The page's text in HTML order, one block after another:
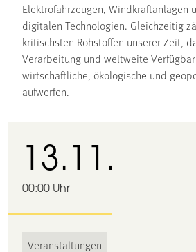
Elektrofahrzeugen, Windkraftanlagen
digitalen Technologien. Gleichzeitig
kritischsten Rohstoffen unserer Zeit,
Verarbeitung und weltweite
wirtschaftliche, ökologische und
aufwerfen.
13.11.
00:00 Uhr
Veranstaltungen